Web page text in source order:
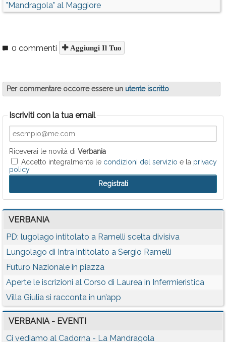
"Mandragola" al Maggiore
0 commenti Aggiungi Il Tuo
Per commentare occorre essere un utente iscritto
Iscriviti con la tua email
Riceverai le novità di Verbania
Accetto integralmente le condizioni del servizio e la privacy
policy
VERBANIA
PD: lugolago intitolato a Ramelli scelta divisiva
Lungolago di Intra intitolato a Sergio Ramelli
Futuro Nazionale in piazza
Aperte le iscrizioni al Corso di Laurea in Infermieristica
Villa Giulia si racconta in un’app
VERBANIA - EVENTI
Ci vediamo al Cadorna - La Mandragola